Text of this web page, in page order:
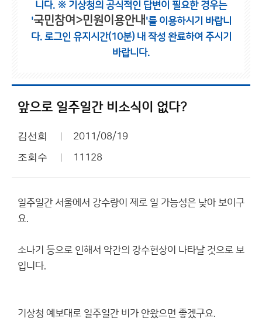
니다. ※ 기상청의 공식적인 답변이 필요한 경우는
'국민참여>민원이용안내 '를 이용하시기 바랍니
다. 로그인 유지시간(10분) 내 작성 완료하여 주시기
바랍니다.
앞으로 일주일간 비소식이 없다?
김선희 2011/08/19
조회수 11128
일주일간 서울에서 강수량이 제로 일 가능성은 낮아 보이구
요.
소나기 등으로 인해서 약간의 강수현상이 나타날 것으로 보
입니다.
기상청 예보대로 일주일간 비가 안왔으면 좋겠구요.